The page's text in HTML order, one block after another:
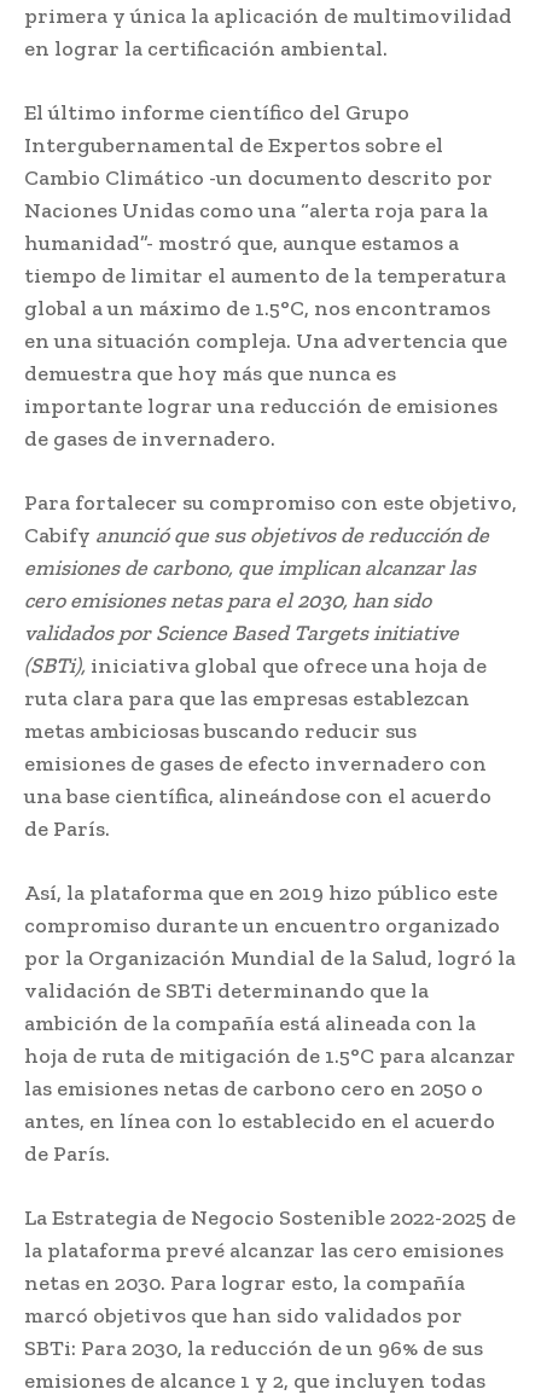
primera y única la aplicación de multimovilidad
en lograr la certificación ambiental.
El último informe científico del Grupo
Intergubernamental de Expertos sobre el
Cambio Climático -un documento descrito por
Naciones Unidas como una “alerta roja para la
humanidad”- mostró que, aunque estamos a
tiempo de limitar el aumento de la temperatura
global a un máximo de 1.5°C, nos encontramos
en una situación compleja. Una advertencia que
demuestra que hoy más que nunca es
importante lograr una reducción de emisiones
de gases de invernadero.
Para fortalecer su compromiso con este objetivo,
Cabify anunció que sus objetivos de reducción de
emisiones de carbono, que implican alcanzar las
cero emisiones netas para el 2030, han sido
validados por Science Based Targets initiative
(SBTi), iniciativa global que ofrece una hoja de
ruta clara para que las empresas establezcan
metas ambiciosas buscando reducir sus
emisiones de gases de efecto invernadero con
una base científica, alineándose con el acuerdo
de París.
Así, la plataforma que en 2019 hizo público este
compromiso durante un encuentro organizado
por la Organización Mundial de la Salud, logró la
validación de SBTi determinando que la
ambición de la compañía está alineada con la
hoja de ruta de mitigación de 1.5°C para alcanzar
las emisiones netas de carbono cero en 2050 o
antes, en línea con lo establecido en el acuerdo
de París.
La Estrategia de Negocio Sostenible 2022-2025 de
la plataforma prevé alcanzar las cero emisiones
netas en 2030. Para lograr esto, la compañía
marcó objetivos que han sido validados por
SBTi: Para 2030, la reducción de un 96% de sus
emisiones de alcance 1 y 2, que incluyen todas